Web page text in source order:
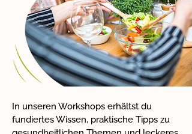
In unseren Workshops erhältst du
fundiertes Wissen, praktische Tipps zu